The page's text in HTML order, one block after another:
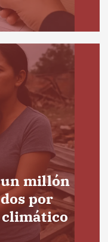
un millón
por
climático